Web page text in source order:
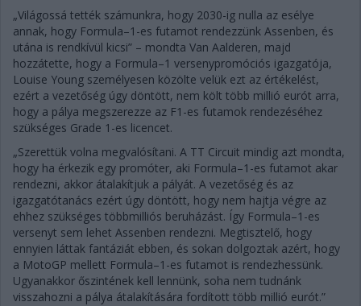
„Világossá tették számunkra, hogy 2030-ig nulla az esélye
annak, hogy Formula–1-es futamot rendezzünk Assenben, és
utána is rendkívül kicsi” – mondta Van Aalderen, majd
hozzátette, hogy a Formula–1 versenypromóciós igazgatója,
Louise Young személyesen közölte velük ezt az értékelést,
ezért a vezetőség úgy döntött, nem költ több millió eurót arra,
hogy a pálya megszerezze az F1-es futamok rendezéséhez
szükséges Grade 1-es licencet.
„Szerettük volna megvalósítani. A TT Circuit mindig azt mondta,
hogy ha érkezik egy promóter, aki Formula–1-es futamot akar
rendezni, akkor átalakítjuk a pályát. A vezetőség és az
igazgatótanács ezért úgy döntött, hogy nem hajtja végre az
ehhez szükséges többmilliós beruházást. Így Formula–1-es
versenyt sem lehet Assenben rendezni. Megtisztelő, hogy
ennyien láttak fantáziát ebben, és sokan dolgoztak azért, hogy
a MotoGP mellett Formula–1-es futamot is rendezhessünk.
Ugyanakkor őszintének kell lennünk, soha nem tudnánk
visszahozni a pálya átalakítására fordított több millió eurót.”